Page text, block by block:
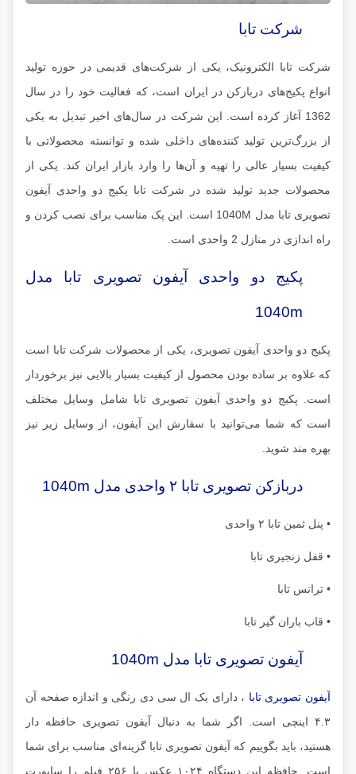
شرکت تابا
شرکت تابا الکترونیک، یکی از شرکت‌های قدیمی در حوزه تولید
انواع پکیج‌های دربازکن در ایران است، که فعالیت خود را در سال
1362 آغاز کرده است. این شرکت در سال‌های اخیر تبدیل به یکی
از بزرگ‌ترین تولید کننده‌های داخلی شده و توانسته محصولاتی با
کیفیت بسیار عالی را تهیه و آن‌ها را وارد بازار ایران کند. یکی از
محصولات جدید تولید شده در شرکت تابا پکیج دو واحدی آیفون
تصویری تابا مدل 1040M است. این پک مناسب برای نصب کردن و
راه اندازی در منازل 2 واحدی است.
پکیج دو واحدی آیفون تصویری تابا مدل
1040m
پکیج دو واحدی آیفون تصویری، یکی از محصولات شرکت تابا است
که علاوه بر ساده بودن محصول از کیفیت بسیار بالایی نیز برخوردار
است. پکیج دو واحدی آیفون تصویری تابا شامل وسایل مختلف
است که شما می‌توانید با سفارش این آیفون، از وسایل زیر نیز
بهره مند شوید.
دربازکن تصویری تابا ۲ واحدی مدل 1040m
• پنل ثمین تابا ۲ واحدی
• قفل زنجیری تابا
• ترانس تابا
• قاب باران گیر تابا
آیفون تصویری تابا مدل 1040m
آیفون تصویری تابا ، دارای یک ال سی دی رنگی و اندازه صفحه آن
۴.۳ اینچی است. اگر شما به دنبال آیفون تصویری حافظه دار
هستید، باید بگوییم که آیفون تصویری تابا گزینه‌ای مناسب برای شما
است. حافظه این دستگاه ۱۰۲۴ عکس یا ۲۵۶ فیلم را ساپورت